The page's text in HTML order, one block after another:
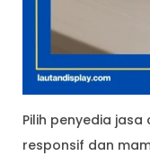
Pilih penyedia
responsif dan